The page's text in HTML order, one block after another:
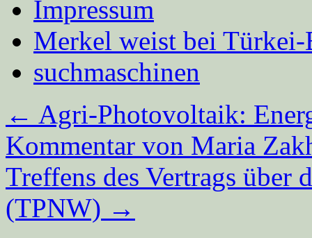
Impressum
Merkel weist bei
suchmaschinen
← Agri-Photovoltaik:
Kommentar von Maria
Treffens des Vertrags über
(TPNW) →